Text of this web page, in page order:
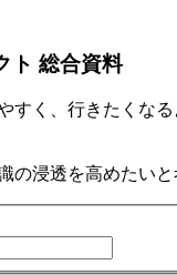
ト 総合資料
すく、行きたくな
の浸透を高めたい